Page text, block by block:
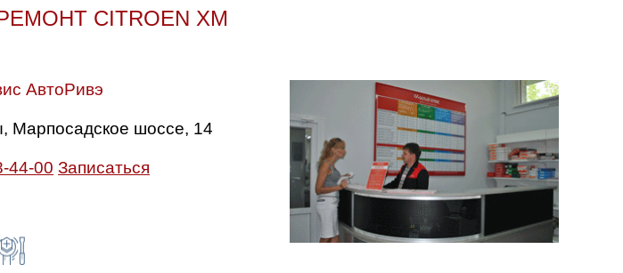
CITROEN XM
АвтоРивэ
Марпосадское шоссе, 14
44-00 Записаться